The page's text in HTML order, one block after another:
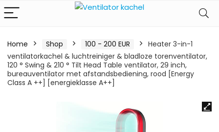
Home Shop 100 - 200 EUR
Heater 3-in-1
ventilatorkachel & luchtreiniger & bladloze torenventilator,
120 ° Swing & 210 ° Tilt Head Table ventilator, 29 inch,
bureauventilator met afstandsbediening, rood [Energy
Class A ++] [energieklasse A++]